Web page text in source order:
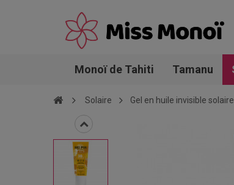
Monoï de Tahiti Tamanu
Solaire Gel en huile invisible